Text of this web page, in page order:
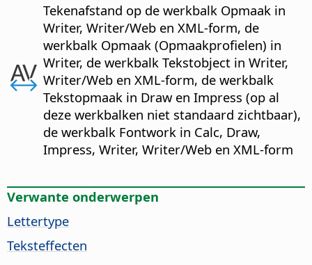
Tekenafstand op de werkbalk Opmaak in
Writer, Writer/Web en XML-form, de
werkbalk Opmaak (Opmaakprofielen) in
Writer, de werkbalk Tekstobject in Writer,
Writer/Web en XML-form, de werkbalk
Tekstopmaak in Draw en Impress (op al
deze werkbalken niet standaard zichtbaar),
de werkbalk Fontwork in Calc, Draw,
Impress, Writer, Writer/Web en XML-form
Verwante onderwerpen
Lettertype
Teksteffecten